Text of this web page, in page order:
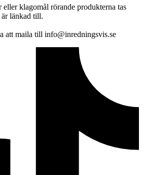
klagomål rörande produkterna tas
länkad till.
att maila till info@inredningsvis.se